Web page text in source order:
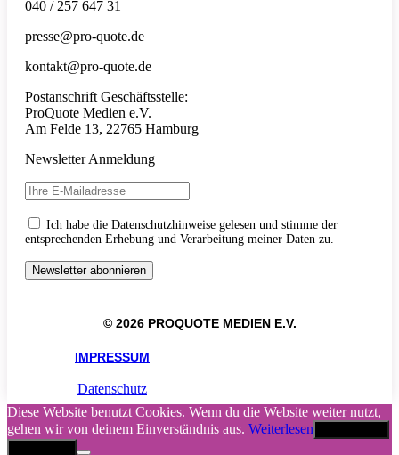
040 / 257 647 31
presse@pro-quote.de
kontakt@pro-quote.de
Postanschrift Geschäftsstelle:
ProQuote Medien e.V.
Am Felde 13, 22765 Hamburg
Newsletter Anmeldung
Ich habe die Datenschutzhinweise gelesen und stimme der
entsprechenden Erhebung und Verarbeitung meiner Daten zu.
© 2026 PROQUOTE MEDIEN E.V.
IMPRESSUM
Datenschutz
Diese Website benutzt Cookies. Wenn du die Website weiter nutzt,
gehen wir von deinem Einverständnis aus. Weiterlesen